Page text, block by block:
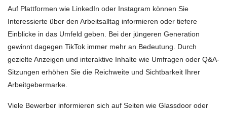
Auf Plattformen wie LinkedIn oder Instagram können Sie
Interessierte über den Arbeitsalltag informieren oder tiefere
Einblicke in das Umfeld geben. Bei der jüngeren Generation
gewinnt dagegen TikTok immer mehr an Bedeutung. Durch
gezielte Anzeigen und interaktive Inhalte wie Umfragen oder Q&A-
Sitzungen erhöhen Sie die Reichweite und Sichtbarkeit Ihrer
Arbeitgebermarke.
Viele Bewerber informieren sich auf Seiten wie Glassdoor oder